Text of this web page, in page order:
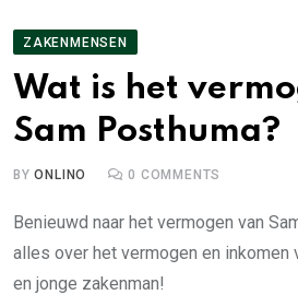
ZAKENMENSEN
Wat is het
Sam Posthuma?
BYONLINO 0 COMMENTS
Benieuwd naar het vermogen van
alles over het vermogen en
en jonge zakenman!